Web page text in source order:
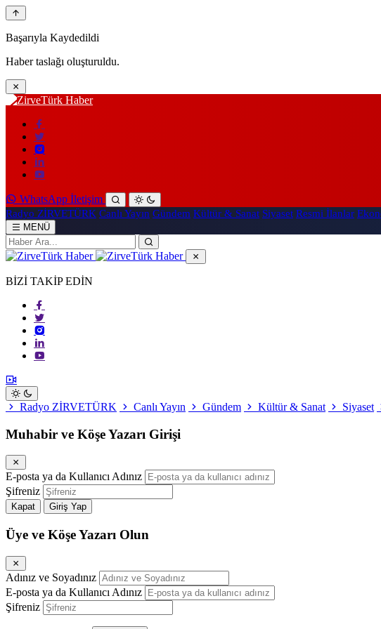
Başarıyla Kaydedildi
Haber taslağı oluşturuldu.
WhatsApp İletişim
Radyo ZİRVETÜRK Canlı Yayın Gündem Kültür & Sanat Siyaset Resmi İlanlar
MENÜ
BİZİ TAKİP EDİN
Radyo ZİRVETÜRK Canlı Yayın Gündem Kültür & Sanat Siyaset
Muhabir ve Köşe Yazarı Girişi
E-posta ya da Kullanıcı Adınız
Şifreniz
Kapat Giriş Yap
Üye ve Köşe Yazarı Olun
Adınız ve Soyadınız
E-posta ya da Kullanıcı Adınız
Şifreniz